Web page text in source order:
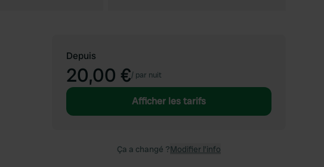
Depuis
20,00 €/ par nuit
Afficher les tarifs
Ça a changé ?Modifier l’info